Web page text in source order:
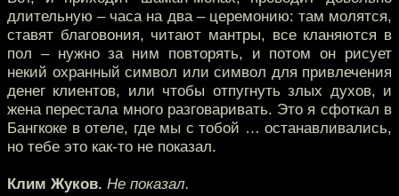
длительную – часа на два – церемонию: там молятся,
ставят благовония, читают мантры, все кланяются в
пол – нужно за ним повторять, и потом он рисует
некий охранный символ или символ для привлечения
денег клиентов, или чтобы отпугнуть злых духов, и
жена перестала много разговаривать. Это я сфоткал в
Бангкоке в отеле, где мы с тобой … останавливались,
но тебе это как-то не показал.
Клим Жуков. Не показал.